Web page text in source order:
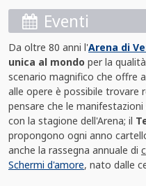
Eventi
Da oltre 80 anni l'Arena di
unica al mondo per la
scenario magnifico che offre
alle opere è possibile trovare
pensare che le
con la stagione dell'Arena; il
propongono ogni anno
anche la rassegna annuale di
Schermi d'amore, nato dalle